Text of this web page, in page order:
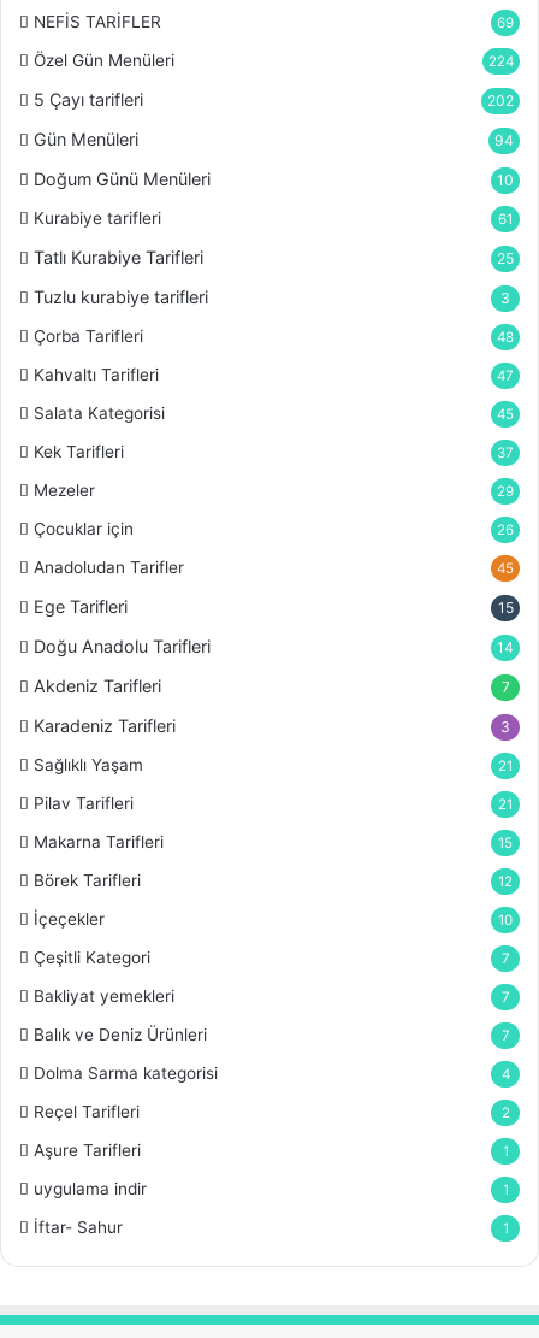
NEFİS TARİFLER 69
Özel Gün Menüleri 224
5 Çayı tarifleri 202
Gün Menüleri 94
Doğum Günü Menüleri 10
Kurabiye tarifleri 61
Tatlı Kurabiye Tarifleri 25
Tuzlu kurabiye tarifleri 3
Çorba Tarifleri 48
Kahvaltı Tarifleri 47
Salata Kategorisi 45
Kek Tarifleri 37
Mezeler 29
Çocuklar için 26
Anadoludan Tarifler 45
Ege Tarifleri 15
Doğu Anadolu Tarifleri 14
Akdeniz Tarifleri 7
Karadeniz Tarifleri 3
Sağlıklı Yaşam 21
Pilav Tarifleri 21
Makarna Tarifleri 15
Börek Tarifleri 12
İçeçekler 10
Çeşitli Kategori 7
Bakliyat yemekleri 7
Balık ve Deniz Ürünleri 7
Dolma Sarma kategorisi 4
Reçel Tarifleri 2
Aşure Tarifleri 1
uygulama indir 1
İftar- Sahur 1